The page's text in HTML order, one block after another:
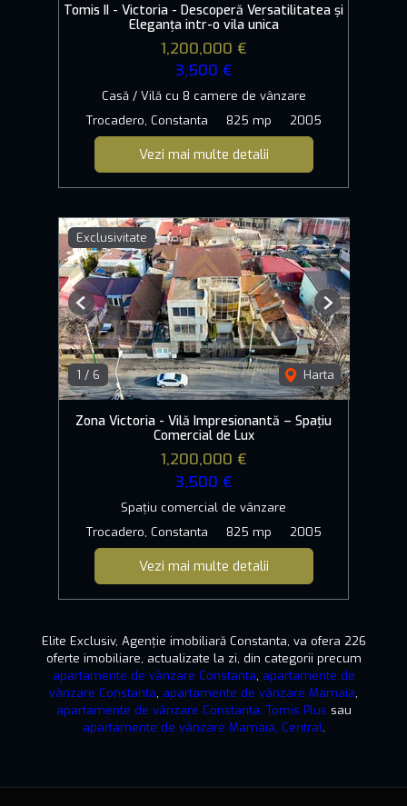
Tomis II - Victoria - Descoperă Versatilitatea și
Eleganța intr-o vila unica
1,200,000 €
3,500 €
Casă / Vilă cu 8 camere de vânzare
Trocadero, Constanta
825 mp 2005
Vezi mai multe detalii
Exclusivitate
1 / 6 Harta
Previous Next
Zona Victoria - Vilă Impresionantă – Spațiu
Comercial de Lux
1,200,000 €
3,500 €
Spațiu comercial de vânzare
Trocadero, Constanta
825 mp 2005
Vezi mai multe detalii
Elite Exclusiv, Agenție imobiliară Constanta, va ofera 226
oferte imobiliare, actualizate la zi, din categorii precum
apartamente de vânzare Constanta, apartamente de
vânzare Constanta, apartamente de vânzare Mamaia,
apartamente de vânzare Constanta, Tomis Plus sau
apartamente de vânzare Mamaia, Central.